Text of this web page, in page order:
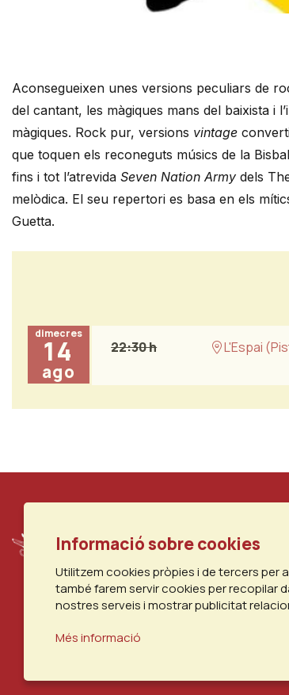
Aconsegueixen unes versions peculiars de
del cantant, les màgiques mans del baixista i
màgiques. Rock pur, versions vintage
que toquen els reconeguts músics de la
fins i tot l’atrevida Seven Nation Army dels
melòdica. El seu repertori es basa en els
Guetta.
dimecres
14
ago
22:30 h L'Espai
Informació sobre cookies
Utilitzem cookies pròpies i de tercers per
també farem servir cookies per recopilar
nostres serveis i mostrar publicitat
Més informació